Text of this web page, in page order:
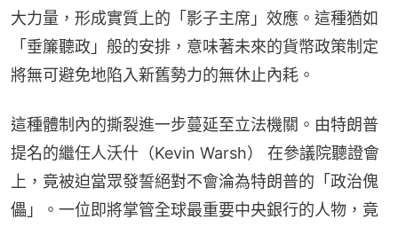
大力量，形成實質上的「影子主席」效應。這種猶如
「垂簾聽政」般的安排，意味著未來的貨幣政策制定
將無可避免地陷入新舊勢力的無休止內耗。
這種體制內的撕裂進一步蔓延至立法機關。由特朗普
提名的繼任人沃什（Kevin Warsh） 在參議院聽證會
上，竟被迫當眾發誓絕對不會淪為特朗普的「政治傀
儡」。一位即將掌管全球最重要中央銀行的人物，竟